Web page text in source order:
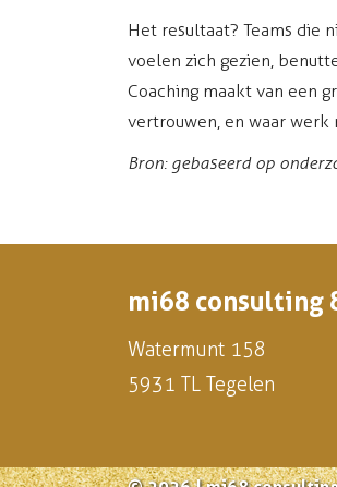
Het resultaat? Teams die
voelen zich gezien,
Coaching maakt van een
vertrouwen, en waar
Bron: gebaseerd op
mi68 consulting
Watermunt 158
5931 TL Tegelen